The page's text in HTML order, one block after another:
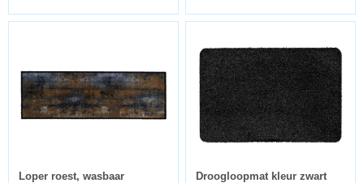
Loper roest, wasbaar
Droogloopmat kleur zwart